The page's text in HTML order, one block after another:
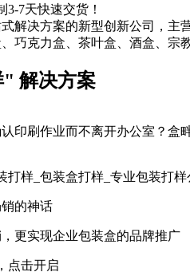
7天快速交货！
解决方案的新型创新公司，主
巧克力盒、茶叶盒、酒盒、宗
" 解决方案
印刷作业而不离开办公室？盒
的神话
更实现企业包装盒的品牌推广
点击开启